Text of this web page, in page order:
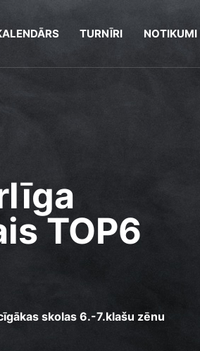
TURNĪRI NOTIKUMI
TOP6
skolas 6.-7.klašu zēnu